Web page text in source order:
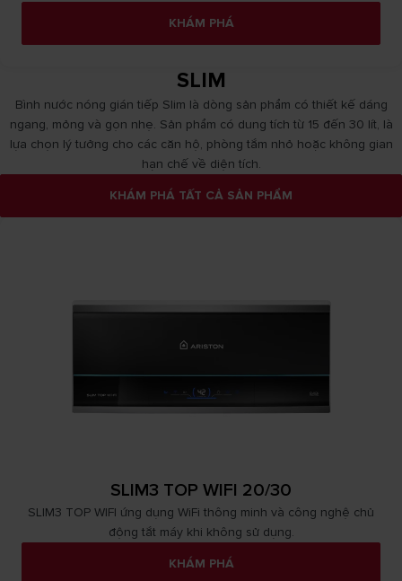
KHÁM PHÁ
SLIM
Bình nước nóng gián tiếp Slim là dòng sản phẩm có thiết kế dáng
ngang, mỏng và gọn nhẹ. Sản phẩm có dung tích từ 15 đến 30 lít, là
lựa chọn lý tưởng cho các căn hộ, phòng tắm nhỏ hoặc không gian
hạn chế về diện tích.
KHÁM PHÁ TẤT CẢ SẢN PHẨM
SLIM3 TOP WIFI 20/30
SLIM3 TOP WIFI ứng dụng WiFi thông minh và công nghệ chủ
động tắt máy khi không sử dụng.
KHÁM PHÁ